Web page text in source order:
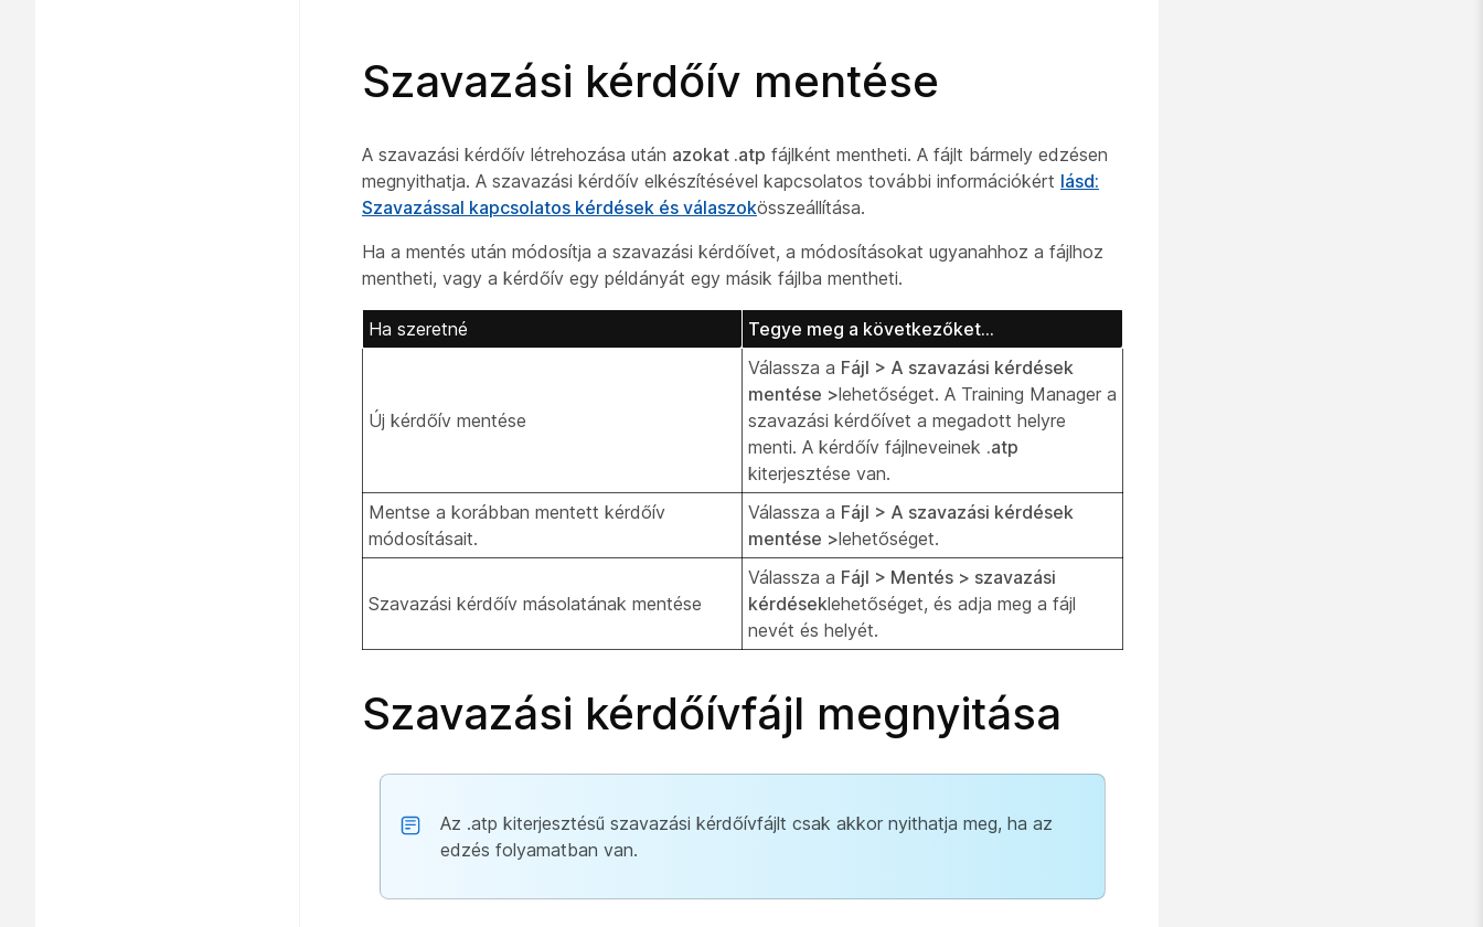
Szavazási kérdőív mentése
A szavazási kérdőív létrehozása után azokat .atp fájlként mentheti. A fájlt bármely edzésen
megnyithatja. A szavazási kérdőív elkészítésével kapcsolatos további információkért lásd:
Szavazással kapcsolatos kérdések és válaszokösszeállítása.
Ha a mentés után módosítja a szavazási kérdőívet, a módosításokat ugyanahhoz a fájlhoz
mentheti, vagy a kérdőív egy példányát egy másik fájlba mentheti.
Ha szeretné Tegye meg a következőket...
Új kérdőív mentése
Válassza a Fájl > A szavazási kérdések
mentése >lehetőséget. A Training Manager a
szavazási kérdőívet a megadott helyre
menti. A kérdőív fájlneveinek .atp
kiterjesztése van.
Mentse a korábban mentett kérdőív
módosításait.
Válassza a Fájl > A szavazási kérdések
mentése >lehetőséget.
Szavazási kérdőív másolatának mentése
Válassza a Fájl > Mentés > szavazási
kérdéseklehetőséget, és adja meg a fájl
nevét és helyét.
Szavazási kérdőívfájl megnyitása
Az .atp kiterjesztésű szavazási kérdőívfájlt csak akkor nyithatja meg, ha az
edzés folyamatban van.